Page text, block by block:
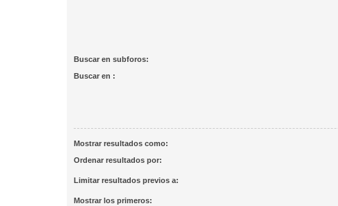
Buscar en subforos:
Buscar en :
Mostrar resultados como:
Ordenar resultados por:
Limitar resultados previos a:
Mostrar los primeros: